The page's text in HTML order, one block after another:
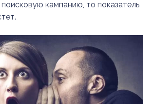
кампанию, то показатель